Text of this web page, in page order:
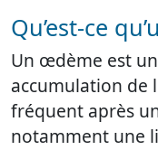
Qu’est-ce
Un œdème est
accumulation de
fréquent après
notamment une